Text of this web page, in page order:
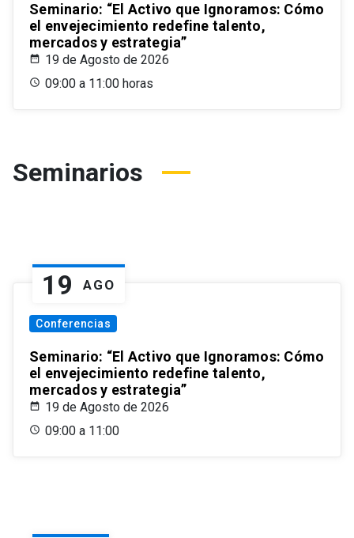
Seminario: “El Activo que Ignoramos: Cómo
el envejecimiento redefine talento,
mercados y estrategia”
19 de Agosto de 2026
09:00 a 11:00 horas
Seminarios
19 AGO
Conferencias
Seminario: “El Activo que Ignoramos: Cómo
el envejecimiento redefine talento,
mercados y estrategia”
19 de Agosto de 2026
09:00 a 11:00